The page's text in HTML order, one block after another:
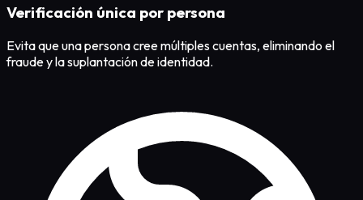
Verificación única por persona
Evita que una persona cree múltiples cuentas, eliminando el
fraude y la suplantación de identidad.